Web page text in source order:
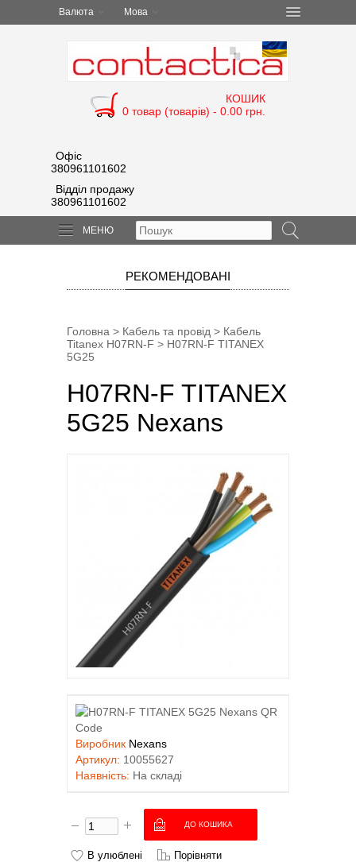
Валюта Мова
КОШИК
0 товар (товарів) - 0.00 грн.
Офіс
380961101602
Відділ продажу
380961101602
МЕНЮ
РЕКОМЕНДОВАНІ
Головна > Кабель та провід > Кабель
Titanex H07RN-F > H07RN-F TITANEX
5G25
H07RN-F TITANEX
5G25 Nexans
Виробник Nexans
Артикул: 10055627
Наявність: На складі
В улюблені Порівняти